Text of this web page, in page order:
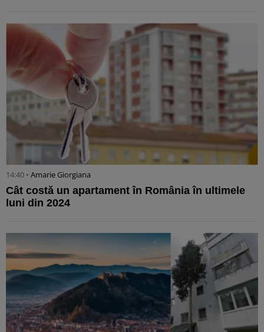
14:40 • Amarie Giorgiana
Cât costă un apartament în România în ultimele
luni din 2024